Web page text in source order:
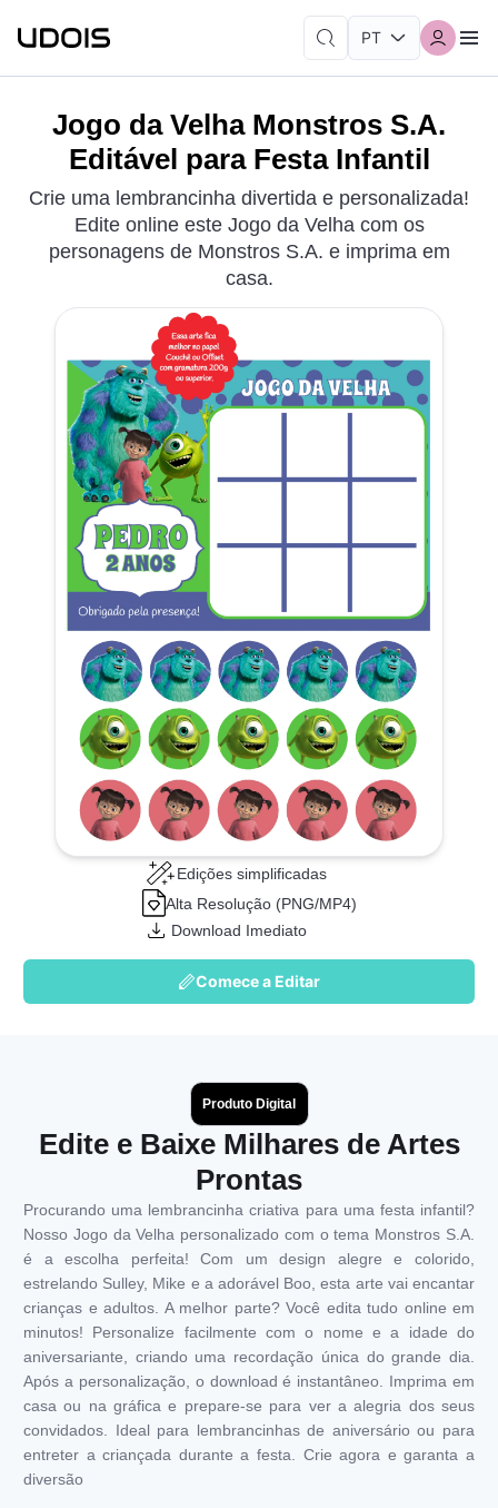
Jogo da Velha Monstros S.A.
Editável para Festa Infantil
Crie uma lembrancinha divertida e personalizada!
Edite online este Jogo da Velha com os
personagens de Monstros S.A. e imprima em
casa.
Edições simplificadas
Alta Resolução (PNG/MP4)
Download Imediato
Comece a Editar
Produto Digital
Edite e Baixe Milhares de Artes
Prontas
Procurando uma lembrancinha criativa para uma festa infantil?
Nosso Jogo da Velha personalizado com o tema Monstros S.A.
é a escolha perfeita! Com um design alegre e colorido,
estrelando Sulley, Mike e a adorável Boo, esta arte vai encantar
crianças e adultos. A melhor parte? Você edita tudo online em
minutos! Personalize facilmente com o nome e a idade do
aniversariante, criando uma recordação única do grande dia.
Após a personalização, o download é instantâneo. Imprima em
casa ou na gráfica e prepare-se para ver a alegria dos seus
convidados. Ideal para lembrancinhas de aniversário ou para
entreter a criançada durante a festa. Crie agora e garanta a
diversão